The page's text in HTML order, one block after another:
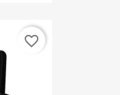
favorite_border